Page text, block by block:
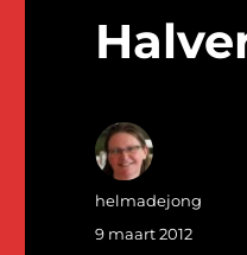
Auteur
helmadejong
Geplaatst
9 maart 2012